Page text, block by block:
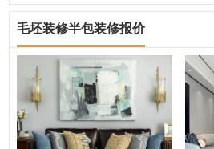
毛坯装修半包装修报价